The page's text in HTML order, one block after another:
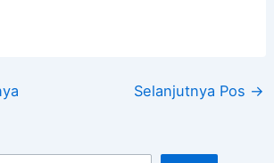
Selanjutnya Pos →